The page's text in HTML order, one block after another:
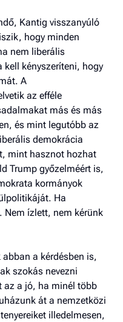
Kantig visszanyúló
hogy minden
nem liberális
kényszeríteni, hogy
A
az efféle
más és más
és mint legutóbb az
demokrácia
mint hasznot hozhat
Trump győzelméért is,
kormányok
Ha
Nem ízlett, nem kérünk
a kérdésben is,
szokás nevezni
az a jó, ha minél több
át a nemzetközi
illedelmesen,